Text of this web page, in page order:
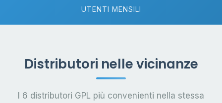
UTENTI MENSILI
Distributori nelle vicinanze
I 6 distributori GPL più convenienti nella stessa